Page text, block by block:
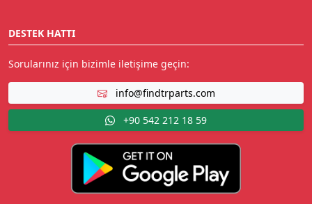
DESTEK HATTI
Sorularınız için bizimle iletişime geçin:
info@findtrparts.com
+90 542 212 18 59